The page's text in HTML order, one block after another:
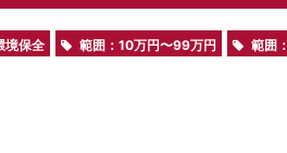
境保全 範囲：10万円〜99万円 範囲